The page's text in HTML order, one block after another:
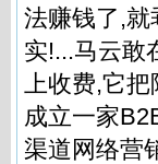
法赚钱了,就
实!...马云敢
上收费,它把
成立一家
渠道网络营